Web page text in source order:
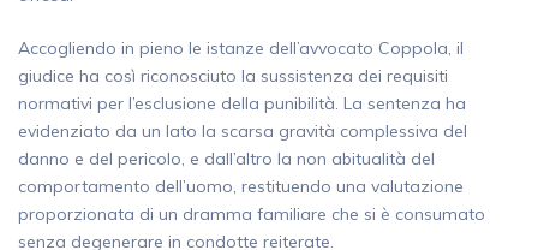
Accogliendo in pieno le istanze dell’avvocato Coppola, il
giudice ha così riconosciuto la sussistenza dei requisiti
normativi per l’esclusione della punibilità. La sentenza ha
evidenziato da un lato la scarsa gravità complessiva del
danno e del pericolo, e dall’altro la non abitualità del
comportamento dell’uomo, restituendo una valutazione
proporzionata di un dramma familiare che si è consumato
senza degenerare in condotte reiterate.